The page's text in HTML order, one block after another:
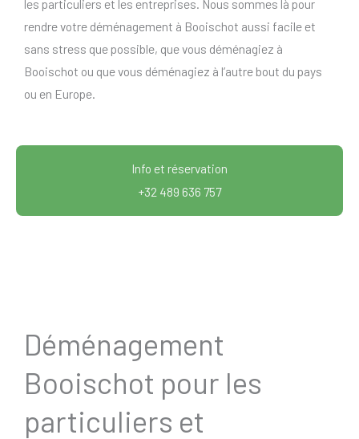
les particuliers et les entreprises. Nous sommes là pour
rendre votre déménagement à Booischot aussi facile et
sans stress que possible, que vous déménagiez à
Booischot ou que vous déménagiez à l’autre bout du pays
ou en Europe.
Info et réservation
+32 489 636 757
Déménagement
Booischot pour les
particuliers et